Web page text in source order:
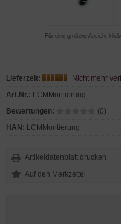
Für eine größere Ansicht
Lieferzeit:
Nicht mehr
Art.Nr.: LCMMontierung
Bewertungen:
(0)
HAN: LCMMontierung
Artikeldatenblatt drucken